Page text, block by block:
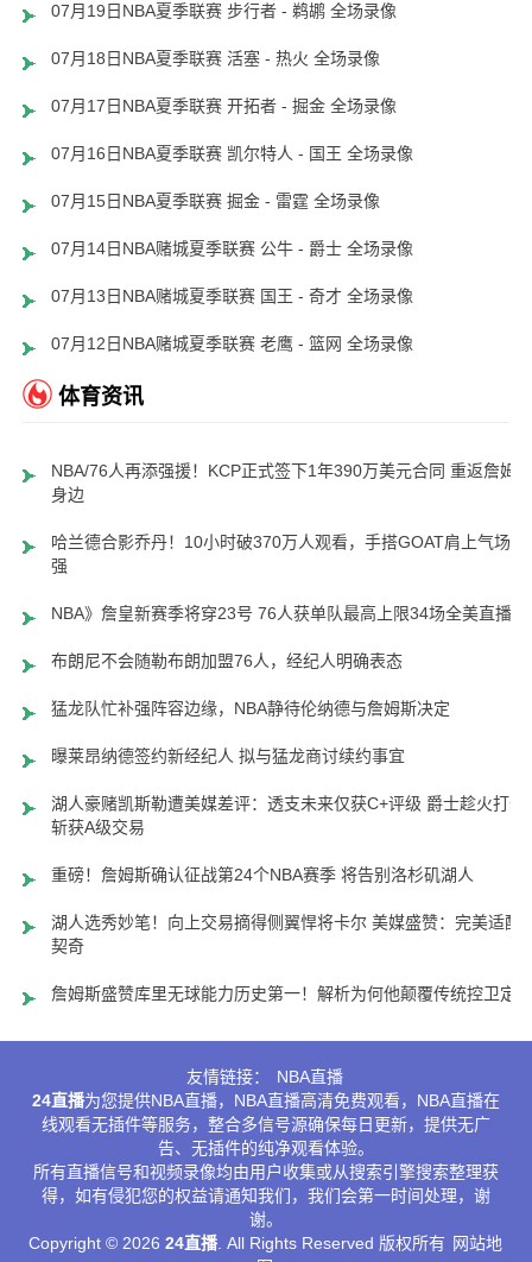
07月19日NBA夏季联赛 步行者 - 鹈鹕 全场录像
07月18日NBA夏季联赛 活塞 - 热火 全场录像
07月17日NBA夏季联赛 开拓者 - 掘金 全场录像
07月16日NBA夏季联赛 凯尔特人 - 国王 全场录像
07月15日NBA夏季联赛 掘金 - 雷霆 全场录像
07月14日NBA赌城夏季联赛 公牛 - 爵士 全场录像
07月13日NBA赌城夏季联赛 国王 - 奇才 全场录像
07月12日NBA赌城夏季联赛 老鹰 - 篮网 全场录像
体育资讯
NBA/76人再添强援！KCP正式签下1年390万美元合同 重返詹姆斯
身边
哈兰德合影乔丹！10小时破370万人观看，手搭GOAT肩上气场超
强
NBA》詹皇新赛季将穿23号 76人获单队最高上限34场全美直播
布朗尼不会随勒布朗加盟76人，经纪人明确表态
猛龙队忙补强阵容边缘，NBA静待伦纳德与詹姆斯决定
曝莱昂纳德签约新经纪人 拟与猛龙商讨续约事宜
湖人豪赌凯斯勒遭美媒差评：透支未来仅获C+评级 爵士趁火打劫
斩获A级交易
重磅！詹姆斯确认征战第24个NBA赛季 将告别洛杉矶湖人
湖人选秀妙笔！向上交易摘得侧翼悍将卡尔 美媒盛赞：完美适配
契奇
詹姆斯盛赞库里无球能力历史第一！解析为何他颠覆传统控卫定义
友情链接：
NBA直播
24直播为您提供NBA直播，NBA直播高清免费观看，NBA直播在
线观看无插件等服务，整合多信号源确保每日更新，提供无广
告、无插件的纯净观看体验。
所有直播信号和视频录像均由用户收集或从搜索引擎搜索整理获
得，如有侵犯您的权益请通知我们，我们会第一时间处理，谢
谢。
Copyright © 202624直播 . All Rights Reserved 版权所有 网站地